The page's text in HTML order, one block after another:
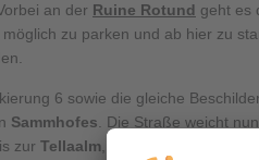
an der Ruine Rotund geht es
zu parken und ab hier zu
6 sowie die gleiche
Sammhofes . Die Straße weicht
zur Tellaalm